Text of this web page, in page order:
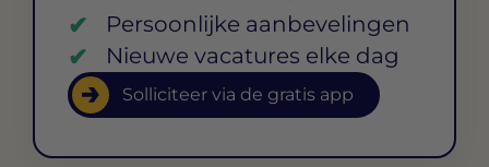
Persoonlijke aanbevelingen
Nieuwe vacatures elke dag
Solliciteer via de gratis app